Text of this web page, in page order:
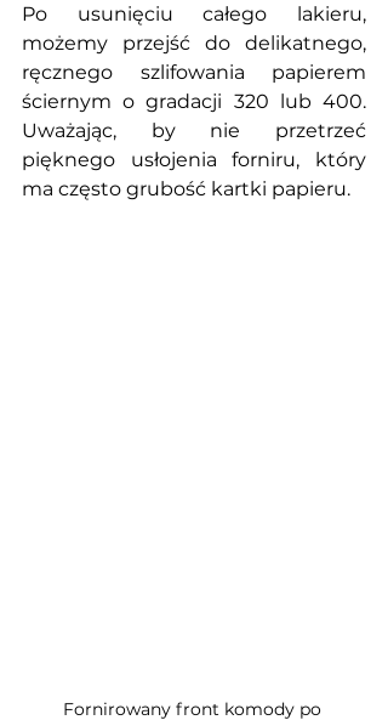
Po usunięciu całego lakieru,
możemy przejść do delikatnego,
ręcznego szlifowania papierem
ściernym o gradacji 320 lub 400.
Uważając, by nie przetrzeć
pięknego usłojenia forniru, który
ma często grubość kartki papieru.
Fornirowany front komody po